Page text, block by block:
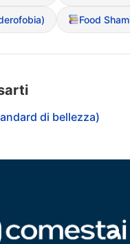
Food
di bellezza)